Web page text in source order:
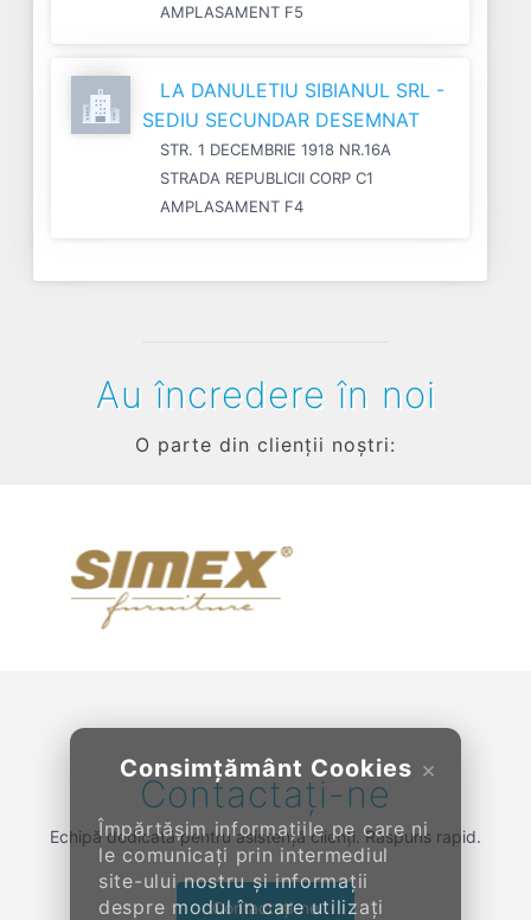
AMPLASAMENT F5
LA DANULETIU SIBIANUL SRL -
SEDIU SECUNDAR DESEMNAT
STR. 1 DECEMBRIE 1918 NR.16A
STRADA REPUBLICII CORP C1
AMPLASAMENT F4
×
Consimțământ Cookies
Împărtășim informațiile pe care ni
le comunicați prin intermediul
site-ului nostru și informații
despre modul în care utilizați
Au încredere în noi
O parte din clienții noștri:
Previous
Contactați-ne
Echipă dedicată pentru asistență clienți. Răspuns rapid.
Contactați-ne